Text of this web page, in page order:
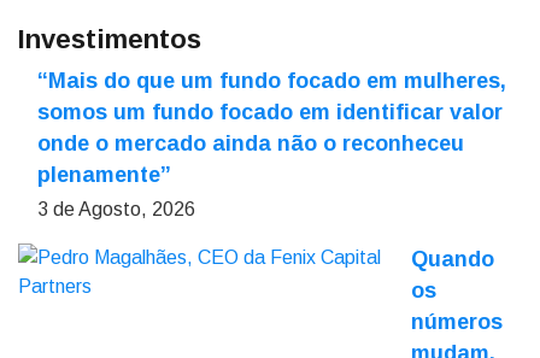
Investimentos
“Mais do que um fundo focado em mulheres,
somos um fundo focado em identificar valor
onde o mercado ainda não o reconheceu
plenamente”
3 de Agosto, 2026
Quando
os
números
mudam,